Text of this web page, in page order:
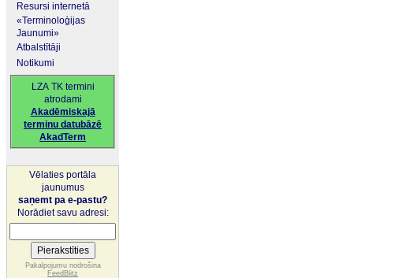
Resursi internetā
«Terminoloģijas
Jaunumi»
Atbalstītāji
Notikumi
LZA TK termini
atrodami
Akadēmiskajā
terminu datubāzē
AkadTerm
Vēlaties portāla
jaunumus
saņemt pa e-pastu?
Norādiet savu adresi:
Pakalpojumu nodrošina
FeedBlitz